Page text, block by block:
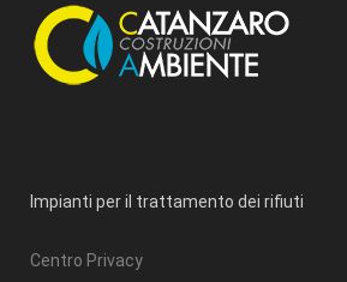
Impianti per il trattamento dei rifiuti
Centro Privacy